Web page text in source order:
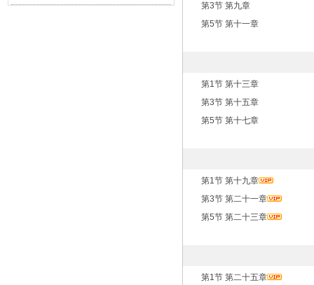
管理员回复： 再次回归，来踩~
第3节 第九章
第5节 第十一章
第1节 第十三章
第3节 第十五章
第5节 第十七章
第1节 第十九章
第3节 第二十一章
第5节 第二十三章
第1节 第二十五章